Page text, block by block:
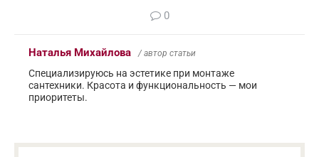
0
Наталья Михайлова / автор статьи
Специализируюсь на эстетике при монтаже
сантехники. Красота и функциональность — мои
приоритеты.